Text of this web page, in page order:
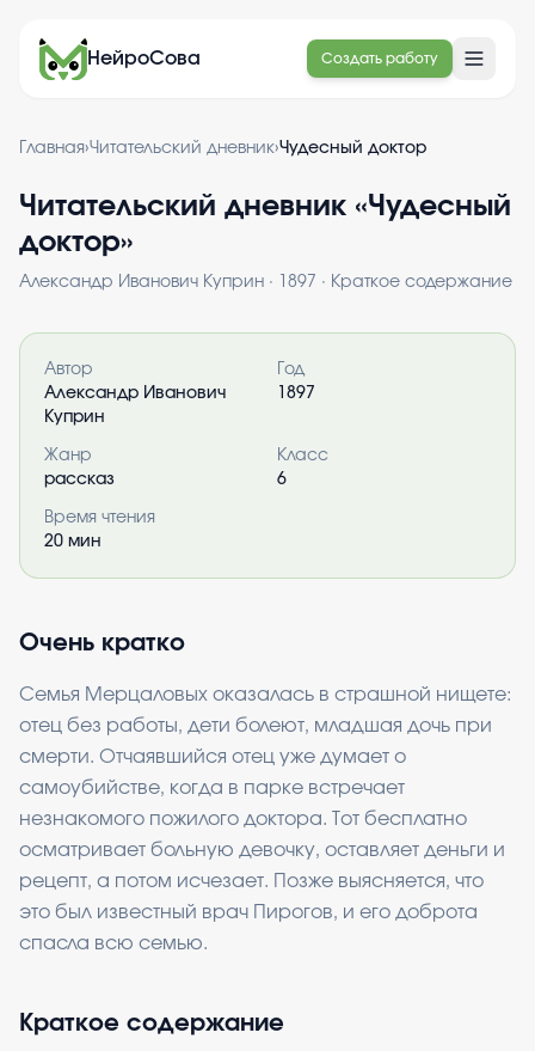
НейроСова Создать работу
Главная›Читательский дневник›Чудесный доктор
Читательский дневник «Чудесный
доктор»
Александр Иванович Куприн · 1897 · Краткое содержание
Информация о книге
Автор
Александр Иванович
Куприн
Год
1897
Жанр
рассказ
Класс
6
Время чтения
20 мин
Очень кратко
Семья Мерцаловых оказалась в страшной нищете:
отец без работы, дети болеют, младшая дочь при
смерти. Отчаявшийся отец уже думает о
самоубийстве, когда в парке встречает
незнакомого пожилого доктора. Тот бесплатно
осматривает больную девочку, оставляет деньги и
рецепт, а потом исчезает. Позже выясняется, что
это был известный врач Пирогов, и его доброта
спасла всю семью.
Краткое содержание